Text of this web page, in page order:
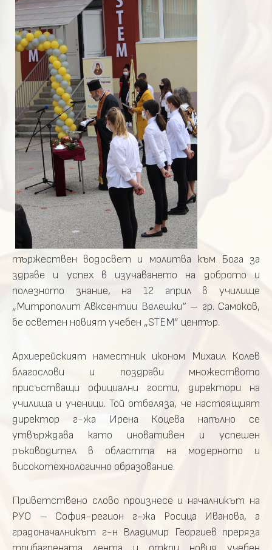
тържествен водосвет и молитва към Бога за
здраве и успех в изучаването на доброто и
полезното знание, на 12 април в училище
„Митрополит Авксентии Велешки“ – гр. Самоков,
бе осветен новият учебен „STEM” център.
Архиерейският наместник иконом Михаил Колев
благослови и поздрави множеството
присъстващи официални гости, директори на
училища и ученици. Той отбеляза, че настоящият
директор г-жа Ирена Коцева напълно се
утвърждава като иновативен и успешен
ръководител в областта на модерното и
високотехнологично образование.
Приветствено слово произнесе и началникът на
РУО – София-регион г-жа Росица Иванова, а
градоначалникът г-н Владимир Георгиев преряза